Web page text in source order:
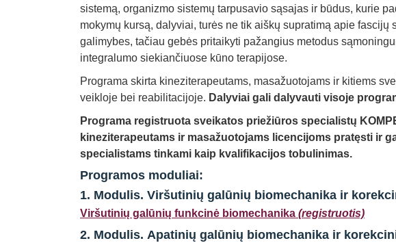
sistemą, organizmo sistemų tarpusavio sąsajas ir būdus, kurie
mokymų kursą, dalyviai, turės ne tik aiškų supratimą apie
galimybes, tačiau gebės pritaikyti pažangius metodus
integralumo siekiančiuose kūno terapijose.
Programa skirta kineziterapeutams, masažuotojams ir kitiems
veikloje bei reabilitacijoje. Dalyviai gali dalyvauti visoje
Programa registruota sveikatos priežiūros specialistų
kineziterapeutams ir masažuotojams licencijoms pratęsti ir
specialistams tinkami kaip kvalifikacijos tobulinimas.
Programos moduliai:
1. Modulis. Viršutinių galūnių biomechanika ir
Viršutinių galūnių funkcinė biomechanika (registruotis)
2. Modulis. Apatinių galūnių biomechanika ir